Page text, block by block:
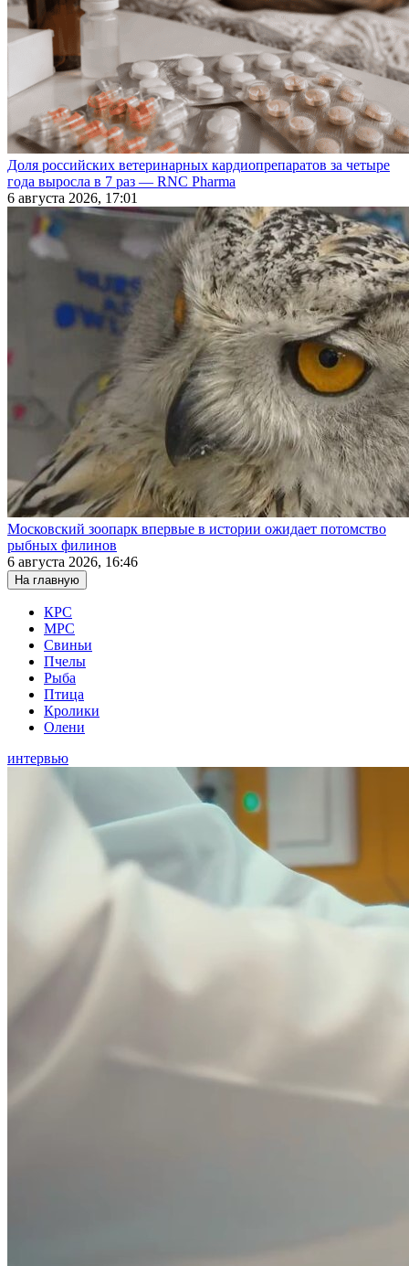
Доля российских ветеринарных кардиопрепаратов за четыре
года выросла в 7 раз — RNC Pharma
6 августа 2026, 17:01
Московский зоопарк впервые в истории ожидает потомство
рыбных филинов
6 августа 2026, 16:46
На главную
КРС
МРС
Свиньи
Пчелы
Рыба
Птица
Кролики
Олени
интервью